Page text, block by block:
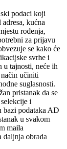
podaci koji
kućna
rođenja,
za prijavu
se kako će
svrhe i
u tajnosti, neće ih
učiniti
suglasnosti.
pristanak da se
i
bazi podataka AD
u svakom
maila
daljnja obrada